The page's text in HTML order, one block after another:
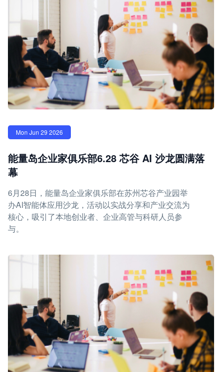
Mon Jun 29 2026
能量岛企业家俱乐部6.28 芯谷 AI 沙龙圆满落
幕
6月28日，能量岛企业家俱乐部在苏州芯谷产业园举
办AI智能体应用沙龙，活动以实战分享和产业交流为
核心，吸引了本地创业者、企业高管与科研人员参
与。